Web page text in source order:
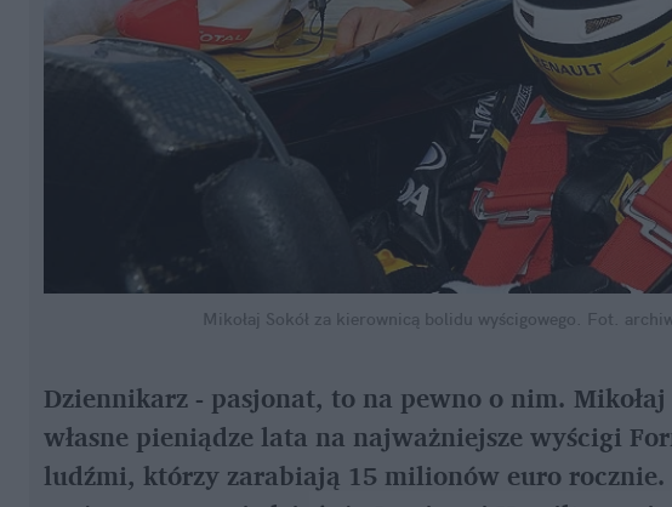
Mikołaj Sokół za kierownicą bolidu wyścigowego. Fot.
Dziennikarz - pasjonat, to na pewno o nim. Mikołaj
własne pieniądze lata na najważniejsze wyścigi
ludźmi, którzy zarabiają 15 milionów euro